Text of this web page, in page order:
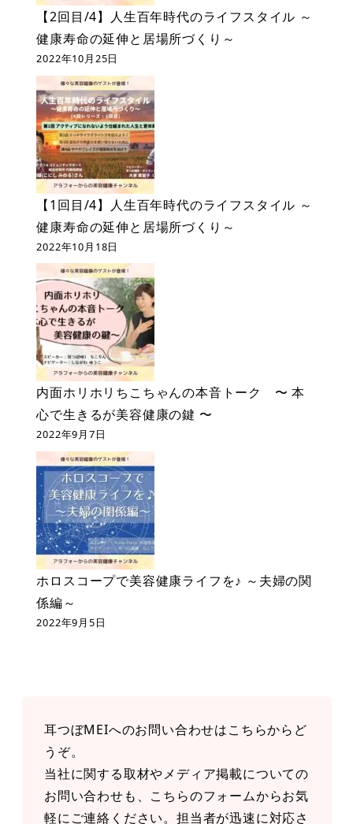
【2回目/4】人生百年時代のライフスタイル ～
健康寿命の延伸と居場所づくり～
2022年10月25日
【1回目/4】人生百年時代のライフスタイル ～
健康寿命の延伸と居場所づくり～
2022年10月18日
内面ホリホリちこちゃんの本音トーク 〜 本
心で生きるが美容健康の鍵 〜
2022年9月7日
ホロスコープで美容健康ライフを♪ ～夫婦の関
係編～
2022年9月5日
耳つぼMEIへのお問い合わせはこちらからど
うぞ。
当社に関する取材やメディア掲載についての
お問い合わせも、こちらのフォームからお気
軽にご連絡ください。担当者が迅速に対応さ